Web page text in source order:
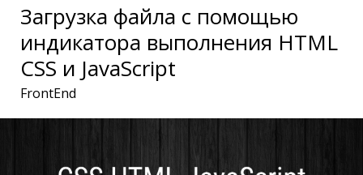
Загрузка файла с помощью
индикатора выполнения HTML
CSS и JavaScript
FrontEnd